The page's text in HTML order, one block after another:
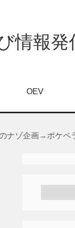
情報発
OEV
ナゾ企画→ポケペ